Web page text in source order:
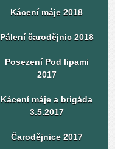
Kácení máje 2018
Pálení čarodějnic 2018
Posezení Pod lipami
2017
Kácení máje a brigáda
3.5.2017
Čarodějnice 2017